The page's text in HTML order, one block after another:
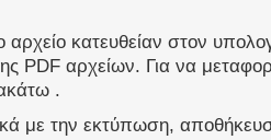
κατευθείαν στον
PDF αρχείων. Για να
.
με την εκτύπωση,